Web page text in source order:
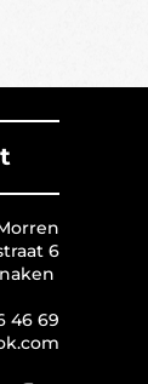
6
46 69